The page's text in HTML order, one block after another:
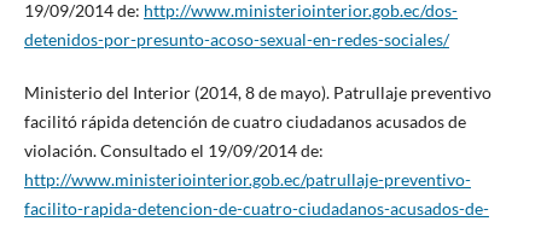
19/09/2014 de: http://www.ministeriointerior.gob.ec/dos-
detenidos-por-presunto-acoso-sexual-en-redes-sociales/
Ministerio del Interior (2014, 8 de mayo). Patrullaje preventivo
facilitó rápida detención de cuatro ciudadanos acusados de
violación. Consultado el 19/09/2014 de:
http://www.ministeriointerior.gob.ec/patrullaje-preventivo-
facilito-rapida-detencion-de-cuatro-ciudadanos-acusados-de-